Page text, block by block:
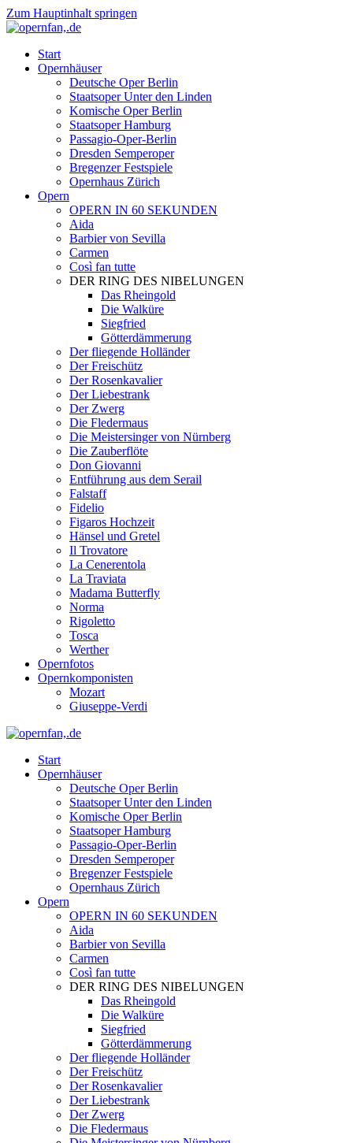
Zum Hauptinhalt springen
Start
Opernhäuser
Deutsche Oper Berlin
Staatsoper Unter den Linden
Komische Oper Berlin
Staatsoper Hamburg
Passagio-Oper-Berlin
Dresden Semperoper
Bregenzer Festspiele
Opernhaus Zürich
Opern
OPERN IN 60 SEKUNDEN
Aida
Barbier von Sevilla
Carmen
Così fan tutte
DER RING DES NIBELUNGEN
Das Rheingold
Die Walküre
Siegfried
Götterdämmerung
Der fliegende Holländer
Der Freischütz
Der Rosenkavalier
Der Liebestrank
Der Zwerg
Die Fledermaus
Die Meistersinger von Nürnberg
Die Zauberflöte
Don Giovanni
Entführung aus dem Serail
Falstaff
Fidelio
Figaros Hochzeit
Hänsel und Gretel
Il Trovatore
La Cenerentola
La Traviata
Madama Butterfly
Norma
Rigoletto
Tosca
Werther
Opernfotos
Opernkomponisten
Mozart
Giuseppe-Verdi
Start
Opernhäuser
Deutsche Oper Berlin
Staatsoper Unter den Linden
Komische Oper Berlin
Staatsoper Hamburg
Passagio-Oper-Berlin
Dresden Semperoper
Bregenzer Festspiele
Opernhaus Zürich
Opern
OPERN IN 60 SEKUNDEN
Aida
Barbier von Sevilla
Carmen
Così fan tutte
DER RING DES NIBELUNGEN
Das Rheingold
Die Walküre
Siegfried
Götterdämmerung
Der fliegende Holländer
Der Freischütz
Der Rosenkavalier
Der Liebestrank
Der Zwerg
Die Fledermaus